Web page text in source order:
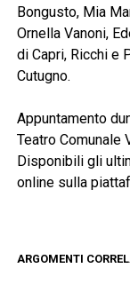
Bongusto, Mia
Ornella Vanoni,
di Capri, Ricchi e
Cutugno.
Appuntamento
Teatro Comunale
Disponibili gli
online sulla
ARGOMENTI